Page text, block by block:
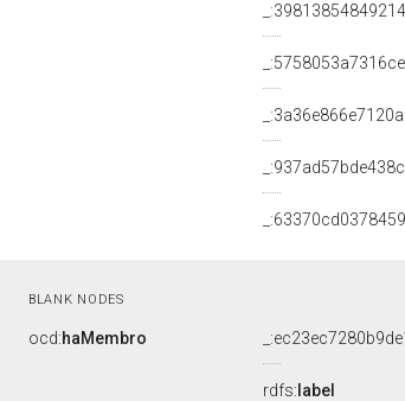
BLANK NODES
ocd:haMembro
rdfs: label